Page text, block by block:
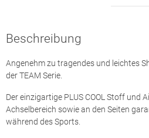
Beschreibung
Angenehm zu tragendes und leichtes
der TEAM Serie.
Der einzigartige PLUS COOL Stoff und
Achselbereich sowie an den Seiten
während des Sports.